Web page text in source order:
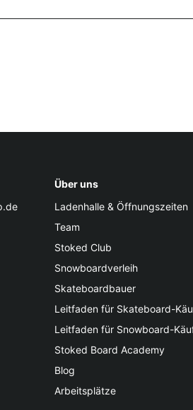
Über uns
Ladenhalle & Öffnungszeiten
Team
Stoked Club
Snowboardverleih
Skateboardbauer
Leitfaden für Skateboard-
Leitfaden für Snowboard-
Stoked Board Academy
Blog
Arbeitsplätze